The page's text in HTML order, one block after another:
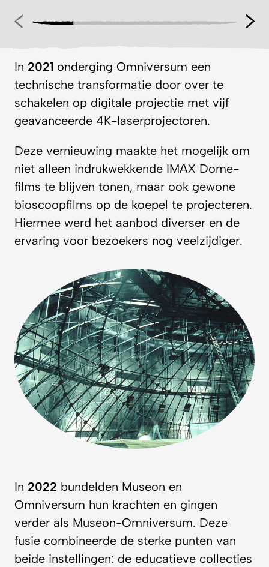
In 2021 onderging Omniversum een
technische transformatie door over te
schakelen op digitale projectie met vijf
geavanceerde 4K-laserprojectoren.
Deze vernieuwing maakte het mogelijk om
niet alleen indrukwekkende IMAX Dome-
films te blijven tonen, maar ook gewone
bioscoopfilms op de koepel te projecteren.
Hiermee werd het aanbod diverser en de
ervaring voor bezoekers nog veelzijdiger.
In 2022 bundelden Museon en
Omniversum hun krachten en gingen
verder als Museon-Omniversum. Deze
fusie combineerde de sterke punten van
beide instellingen: de educatieve collecties